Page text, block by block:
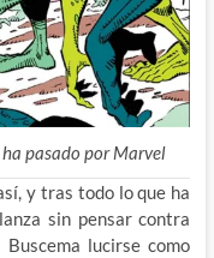
ha pasado por Marvel
y tras todo lo que ha
sin pensar contra
lucirse como